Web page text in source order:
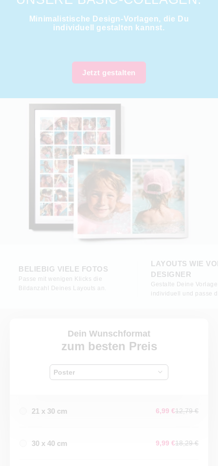
Minimalistische Design-Vorlagen, die Du
individuell gestalten kannst.
Jetzt gestalten
BELIEBIG VIELE FOTOS
Passe mit wenigen Klicks die
Bildanzahl Deines Layouts an.
LAYOUTS WIE
DESIGNER
Gestalte Deine
individuell und passe
Dein Wunschformat
zum besten Preis
Poster
21 x 30 cm 6,99 €12,79 €
30 x 40 cm 9,99 €18,29 €